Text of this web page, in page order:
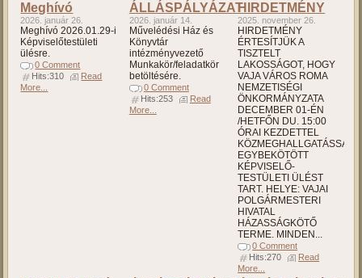
Meghívó
2026. január 26.
Meghívó 2026.01.29-i
Képviselőtestületi
ülésre.
0 Comment
Hits:310
Read
More...
ÁLLÁSPÁLYÁZAT
2026. január 14.
Művelédési Ház és
Könyvtár
intézményvezető
Munkakör/feladatkör
betöltésére.
0 Comment
Hits:253
Read
More...
HIRDETMÉNY
2025. november 26.
HIRDETMÉNY
ÉRTESÍTJÜK A
TISZTELT
LAKOSSÁGOT, HOGY
VAJA VÁROS ROMA
NEMZETISÉGI
ÖNKORMÁNYZATA
DECEMBER 01-ÉN
/HETFŐN DU. 15:00
ÓRAI KEZDETTEL
KÖZMEGHALLGATÁSSAL
EGYBEKÖTÖTT
KÉPVISELŐ-
TESTÜLETI ÜLÉST
TART. HELYE: VAJAI
POLGÁRMESTERI
HIVATAL
HÁZASSÁGKÖTŐ
TERME. MINDEN...
0 Comment
Hits:270
Read
More...